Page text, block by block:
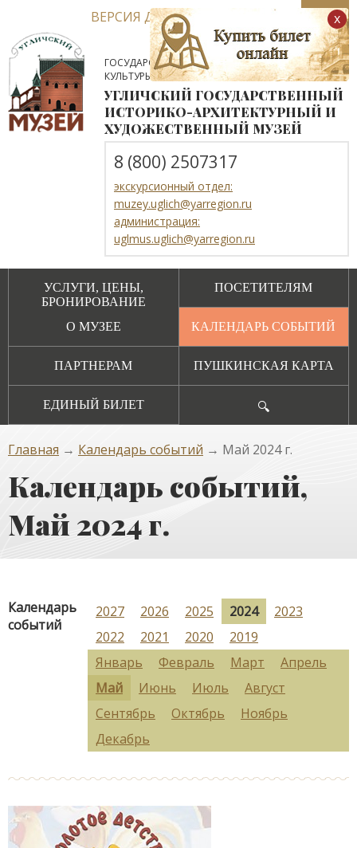
ВЕРСИЯ ДЛЯ СЛАБОВИДЯЩИХ
ГОСУДАРСТВЕННОЕ АВТОНОМНОЕ УЧРЕЖДЕНИЕ
КУЛЬТУРЫ ЯРОСЛАВСКОЙ ОБЛАСТИ
УГЛИЧСКИЙ ГОСУДАРСТВЕННЫЙ
ИСТОРИКО-АРХИТЕКТУРНЫЙ И
ХУДОЖЕСТВЕННЫЙ МУЗЕЙ
8 (800) 2507317
экскурсионный отдел:
muzey.uglich@yarregion.ru
администрация:
uglmus.uglich@yarregion.ru
УСЛУГИ, ЦЕНЫ,
БРОНИРОВАНИЕ
ПОСЕТИТЕЛЯМ
О МУЗЕЕ КАЛЕНДАРЬ СОБЫТИЙ
ПАРТНЕРАМ ПУШКИНСКАЯ КАРТА
ЕДИНЫЙ БИЛЕТ 🔍
Главная → Календарь событий → Май 2024 г.
Календарь событий,
Май 2024 г.
Календарь
событий
2027 2026 2025 2024
2023
2022
2021 2020
2019
Январь
Февраль Март
Апрель
Май
Июнь Июль
Август
Сентябрь
Октябрь
Ноябрь
Декабрь
x